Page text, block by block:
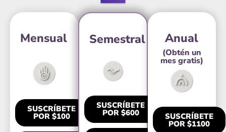
Mensual
SUSCRÍBETE
POR $100
Semestral
SUSCRÍBETE
POR $600
Anual
(Obtén un
mes gratis)
SUSCRÍBETE
POR $1100